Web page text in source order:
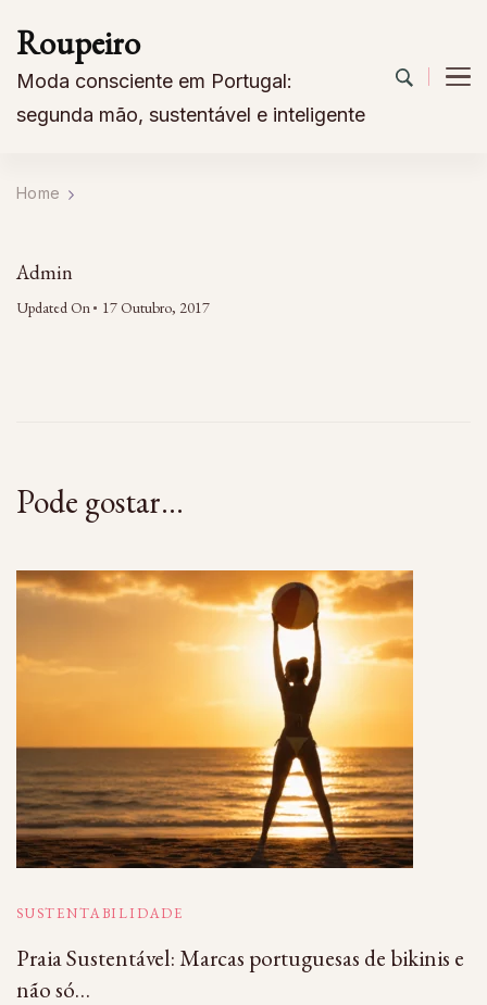
Roupeiro
Moda consciente em Portugal:
segunda mão, sustentável e inteligente
Home
Admin
Updated On 17 Outubro, 2017
Pode gostar...
SUSTENTABILIDADE
Praia Sustentável: Marcas portuguesas de bikinis e
não só…